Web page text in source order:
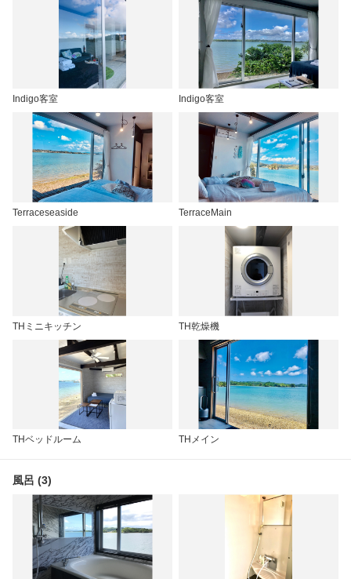
Indigo客室 Indigo客室
Terraceseaside TerraceMain
THミニキッチン TH乾燥機
THベッドルーム THメイン
風呂 (3)